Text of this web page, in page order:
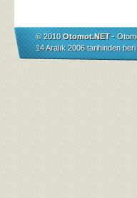
© 2010Otomot.NET-
14 Aralık 2006 tarihinden beri